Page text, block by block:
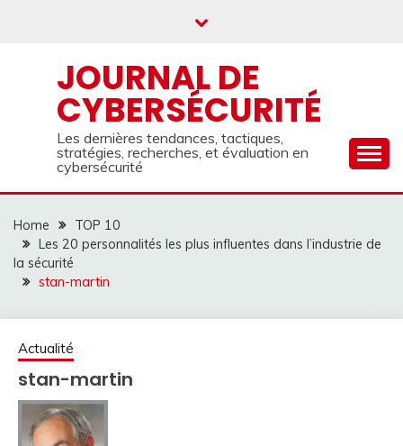
JOURNAL DE
CYBERSÉCURITÉ
Les dernières tendances, tactiques,
stratégies, recherches, et évaluation en
cybersécurité
Home
TOP 10
Les 20 personnalités les plus influentes dans l’industrie de
la sécurité
stan-martin
Actualité
stan-martin